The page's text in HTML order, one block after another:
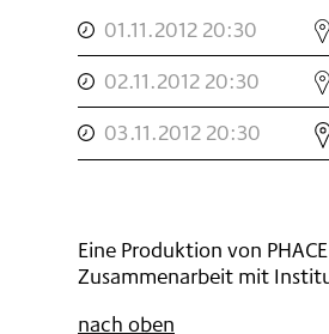
01.11.2012 20:30
,
GRACE
NOTE
, 02.11.2012 20:30
,
GRACE
NOTE
, 03.11.2012 20:30
,
GRACE
NOTE
Eine Produktion von
Zusammenarbeit mit
nach oben